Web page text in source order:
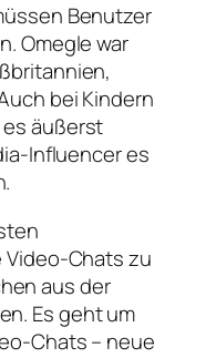
Benutzer
Omegle war
bei Kindern
äußerst
Influencer es
Video-Chats zu
aus der
Es geht um
Chats – neue